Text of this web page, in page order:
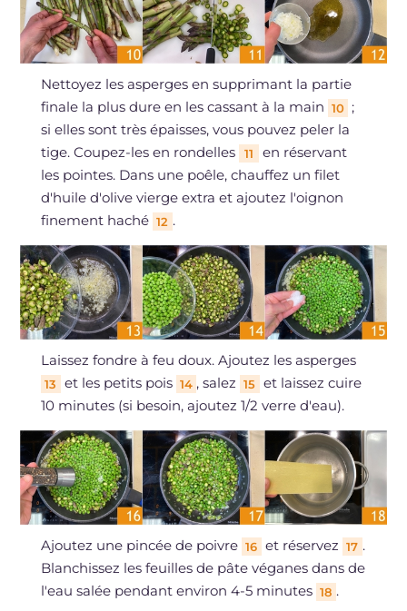
Nettoyez les asperges en supprimant la partie
finale la plus dure en les cassant à la main 10 ;
si elles sont très épaisses, vous pouvez peler la
tige. Coupez-les en rondelles
11
en réservant
les pointes. Dans une poêle, chauffez un filet
d'huile d'olive vierge extra et ajoutez l'oignon
finement haché 12 .
Laissez fondre à feu doux. Ajoutez les asperges
13 et les petits pois 14 , salez 15 et laissez cuire
10 minutes (si besoin, ajoutez 1/2 verre d'eau).
Ajoutez une pincée de poivre 16 et réservez 17 .
Blanchissez les feuilles de pâte véganes dans de
l'eau salée pendant environ 4-5 minutes 18 .